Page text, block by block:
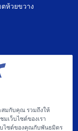
ห้วยขวาง
สมกับคุณ รวมถึงให้
มเว็บไซต์ของเรา
บไซต์ของคุณกับพันธมิตร